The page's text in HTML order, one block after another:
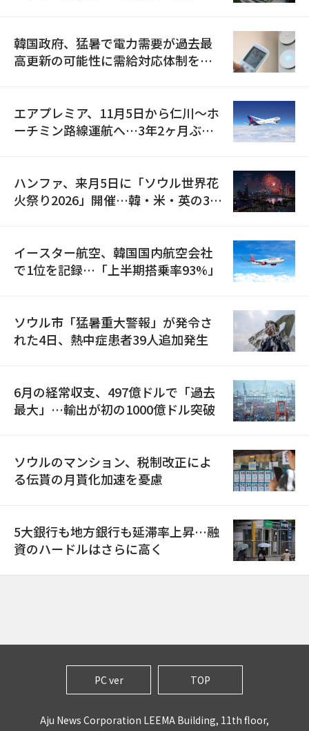
韓国政府、猛暑で電力需要が過去最
高更新の可能性に需給対応体制を点
エアプレミア、11月5日から仁川〜ホ
ーチミン路線運航へ…3年2ヶ月ぶり
ハンファ、来月5日に「ソウル世界花
火祭り2026」開催…韓・米・英の3カ
イースター航空、韓国国内航空会社
で1位を記録…「上半期搭乗率93%」
ソウル市「猛暑重大警報」が発令さ
れた4日、熱中症患者39人追加発生
6月の経常収支、497億ドルで「過去
最大」…輸出が初の1000億ドル突破
ソウルのマンション、税制改正によ
る伝貰の月貰化加速を憂慮
5大銀行も地方銀行も延滞率上昇…融
資のハードルはさらに高く
PC ver TOP
Aju News Corporation LEEMA Building, 11th floor,